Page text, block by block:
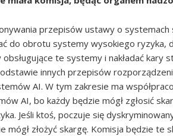
przepisów ustawy o
do obrotu systemy wysokiego
te systemy i nakładać kary
innych przepisów
AI. W tym zakresie ma
AI, bo każdy będzie mógł zgłosić
Jeśli ktoś, poczuje się
mógł złożyć skargę. Komisja będzie